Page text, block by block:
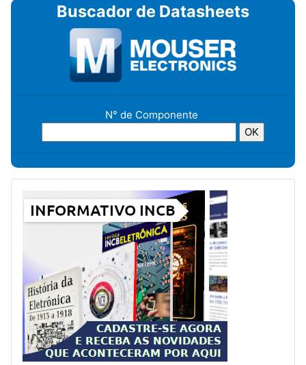
Buscador de Datasheets
N° de Componente